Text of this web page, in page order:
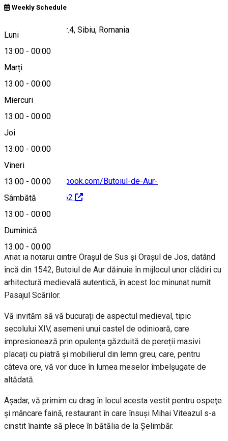
Weekly Schedule
Luni
13:00 - 00:00
Marți
13:00 - 00:00
Miercuri
13:00 - 00:00
Joi
13:00 - 00:00
Vineri
13:00 - 00:00
Sâmbătă
13:00 - 00:00
Duminică
13:00 - 00:00
Pasajul Scărilor nr.4, Sibiu, Romania
Hartă
https://www.facebook.com/Butoiul-de-Aur-
117711928019462
Despre
Aflat la hotarul dintre Oraşul de Sus şi Oraşul de Jos, datând
încă din 1542, Butoiul de Aur dăinuie în mijlocul unor clădiri cu
arhitectură medievală autentică, în acest loc minunat numit
Pasajul Scărilor.
Vă invităm să vă bucurați de aspectul medieval, tipic
secolului XIV, asemeni unui castel de odinioară, care
impresionează prin opulența găzduită de pereții masivi
placați cu piatră și mobilierul din lemn greu, care, pentru
câteva ore, vă vor duce în lumea meselor îmbelșugate de
altădată.
Așadar, vă primim cu drag în locul acesta vestit pentru ospeţe
şi mâncare faină, restaurant în care însuşi Mihai Viteazul s-a
cinstit înainte să plece în bătălia de la Șelimbăr.